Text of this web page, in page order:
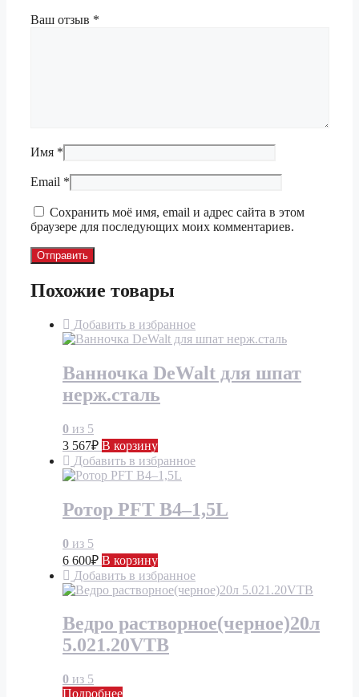
Ваш отзыв *
Имя *
Email *
Сохранить моё имя, email и адрес сайта в этом
браузере для последующих моих комментариев.
Похожие товары
Добавить в избранное
Ванночка DeWalt для шпат
нерж.сталь
0 из 5
3 567₽ В корзину
Добавить в избранное
Ротор PFT В4–1,5L
0 из 5
6 600₽ В корзину
Добавить в избранное
Ведро растворное(черное)20л
5.021.20VTB
0 из 5
Подробнее